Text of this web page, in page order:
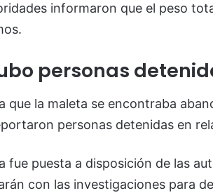
informaron que el peso
personas
que la maleta se encontraba
personas detenidas en
fue puesta a disposición de las
con las investigaciones para